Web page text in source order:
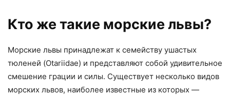
Кто же такие морские львы?
Морские львы принадлежат к семейству ушастых
тюленей (Otariidae) и представляют собой удивительное
смешение грации и силы. Существует несколько видов
морских львов, наиболее известные из которых —